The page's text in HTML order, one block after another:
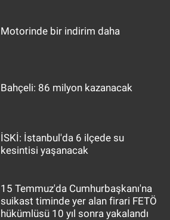
Motorinde bir indirim daha
Bahçeli: 86 milyon kazanacak
İSKİ: İstanbul'da 6 ilçede su
kesintisi yaşanacak
15 Temmuz'da Cumhurbaşkanı'na
suikast timinde yer alan firari FETÖ
hükümlüsü 10 yıl sonra yakalandı